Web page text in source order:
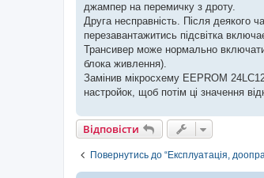
л
е
н
н
я
джампер на перемичку з дроту.
Друга несправність. Після деякого
перезавантажитись підсвітка
Трансивер може нормально
блока живлення).
Замінив мікросхему EEPROM
настройок, щоб потім ці значення
Відповісти
Повернутись до “Експлуатація,